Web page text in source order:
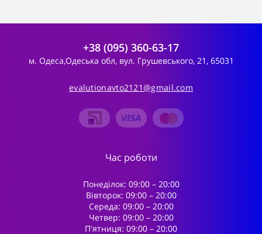
+38 (095) 360-63-17
м. Одеса,Одеська обл, вул. Грушевського, 21, 65031
evalutionavto2121@gmail.com
Час роботи
Понеділок: 09:00 – 20:00
Вівторок: 09:00 – 20:00
Середа: 09:00 – 20:00
Четвер: 09:00 – 20:00
Пʼятниця: 09:00 – 20:00